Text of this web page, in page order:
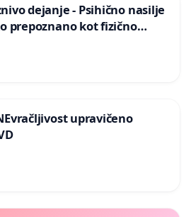
dejanje - Psihično nasilje
prepoznano kot fizično
upravičeno